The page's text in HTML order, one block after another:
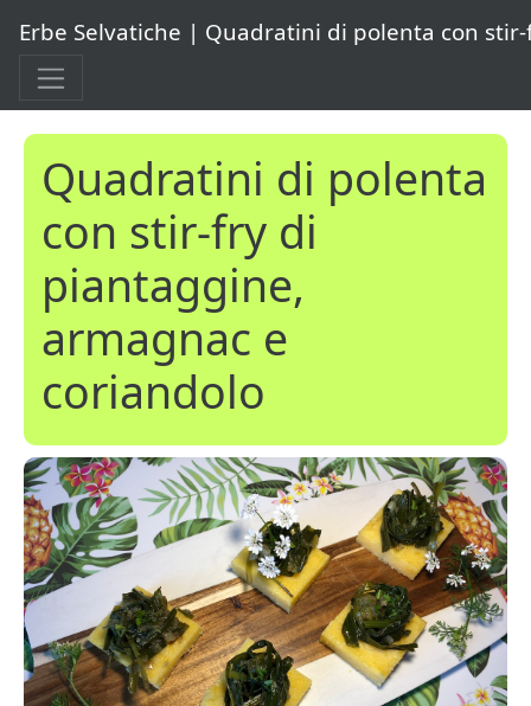
Erbe Selvatiche | Quadratini di polenta con
Quadratini di polenta
con stir-fry di
piantaggine,
armagnac e
coriandolo